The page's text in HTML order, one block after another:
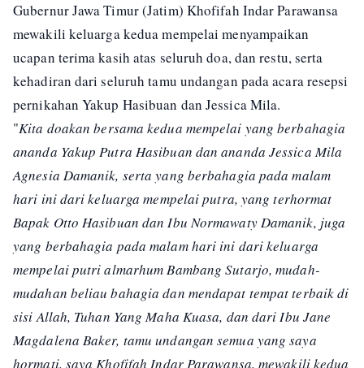
Gubernur Jawa Timur (Jatim) Khofifah Indar Parawansa
mewakili keluarga kedua mempelai menyampaikan
ucapan terima kasih atas seluruh doa, dan restu, serta
kehadiran dari seluruh tamu undangan pada acara resepsi
pernikahan Yakup Hasibuan dan Jessica Mila.
"Kita doakan bersama kedua mempelai yang berbahagia
ananda Yakup Putra Hasibuan dan ananda Jessica Mila
Agnesia Damanik, serta yang berbahagia pada malam
hari ini dari keluarga mempelai putra, yang terhormat
Bapak Otto Hasibuan dan Ibu Normawaty Damanik, juga
yang berbahagia pada malam hari ini dari keluarga
mempelai putri almarhum Bambang Sutarjo, mudah-
mudahan beliau bahagia dan mendapat tempat terbaik di
sisi Allah, Tuhan Yang Maha Kuasa, dan dari Ibu Jane
Magdalena Baker, tamu undangan semua yang saya
hormati, saya Khofifah Indar Parawansa, mewakili kedua